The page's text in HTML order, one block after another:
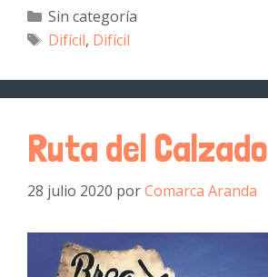
Sin categoría
Difícil, Difícil
Ruta del Calzado
28 julio 2020 porComarca Aranda